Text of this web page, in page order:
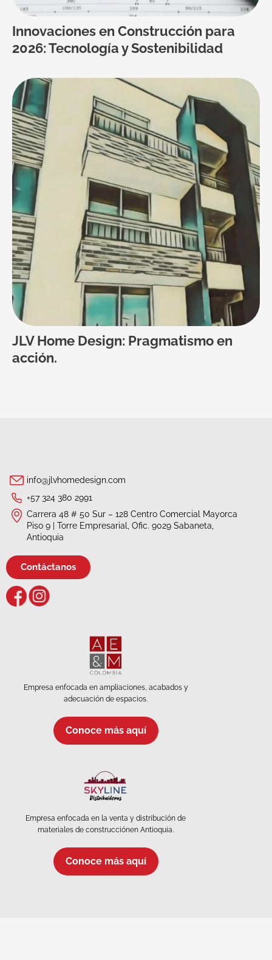
Innovaciones en Construcción para
2026: Tecnología y Sostenibilidad
JLV Home Design: Pragmatismo en
acción.
info@jlvhomedesign.com
+57 324 380 2991
Carrera 48 # 50 Sur – 128 Centro Comercial Mayorca
Piso 9 | Torre Empresarial, Ofic. 9029 Sabaneta,
Antioquia
Contáctanos
Empresa enfocada en ampliaciones, acabados y
adecuación de espacios.
Conoce más aquí
Empresa enfocada en la venta y distribución de
materiales de construcciónen Antioquia.
Conoce más aquí